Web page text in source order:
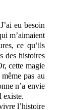
eu besoin
m’aimaient
ce qu’ils
des histoires
cette magie
pas au
n’a envie
existe.
l’histoire